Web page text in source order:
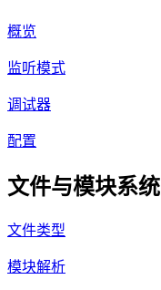
概览
监听模式
调试器
配置
文件与模块系统
文件类型
模块解析